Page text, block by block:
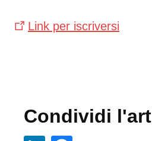
Link per iscriversi
Condividi